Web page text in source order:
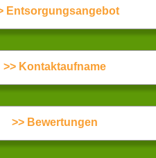
Entsorgungsangebot
>> Kontaktaufname
>> Bewertungen